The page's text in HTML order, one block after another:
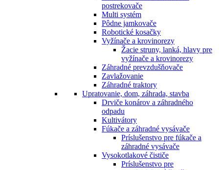
postrekovače
Multi systém
Pôdne jamkovače
Robotické kosačky
Vyžínače a krovinorezy
Žacie struny, lanká, hlavy pre
vyžínače a krovinorezy
Záhradné prevzdušňovače
Zavlažovanie
Záhradné traktory
Upratovanie, dom, záhrada, stavba
Drviče konárov a záhradného
odpadu
Kultivátory
Fúkače a záhradné vysávače
Príslušenstvo pre fúkače a
záhradné vysávače
Vysokotlakové čističe
Príslušenstvo pre